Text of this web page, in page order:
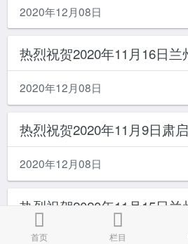
2020年12月08日
2020年12月08日
2020年12月08日
2020年12月08日
首页 栏目